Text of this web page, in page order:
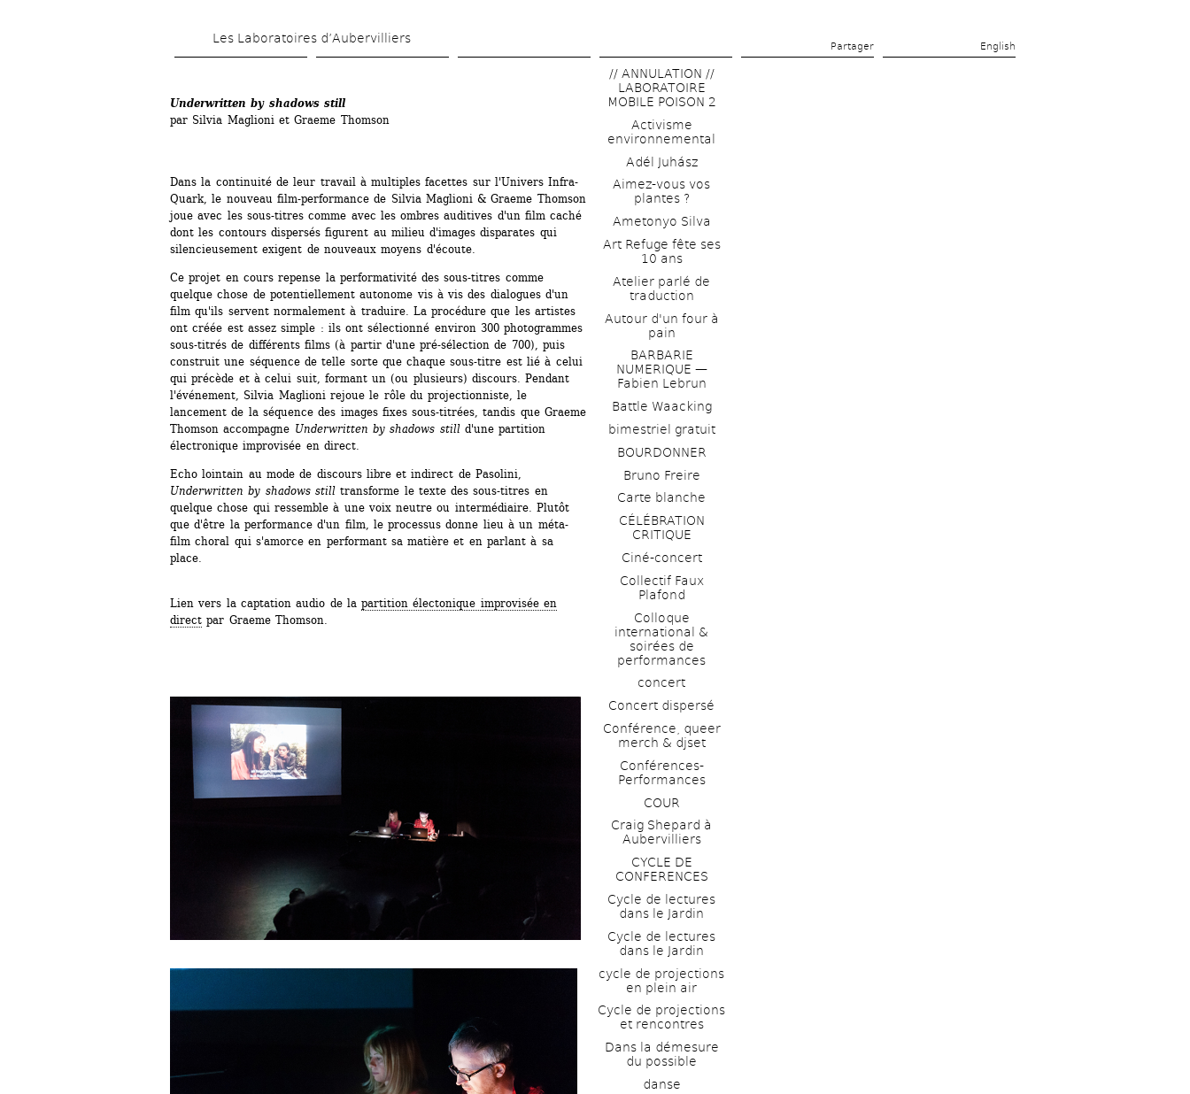
contenu
Les Laboratoires d’Aubervilliers
Partager English
Underwritten by shadows still
par Silvia Maglioni et Graeme Thomson
Dans la continuité de leur travail à multiples facettes sur l'Univers Infra-
Quark, le nouveau film-performance de Silvia Maglioni & Graeme Thomson
joue avec les sous-titres comme avec les ombres auditives d'un film caché
dont les contours dispersés figurent au milieu d'images disparates qui
silencieusement exigent de nouveaux moyens d'écoute.
Ce projet en cours repense la performativité des sous-titres comme
quelque chose de potentiellement autonome vis à vis des dialogues d'un
film qu'ils servent normalement à traduire. La procédure que les artistes
ont créée est assez simple : ils ont sélectionné environ 300 photogrammes
sous-titrés de différents films (à partir d'une pré-sélection de 700), puis
construit une séquence de telle sorte que chaque sous-titre est lié à celui
qui précède et à celui suit, formant un (ou plusieurs) discours. Pendant
l'événement, Silvia Maglioni rejoue le rôle du projectionniste, le
lancement de la séquence des images fixes sous-titrées, tandis que Graeme
Thomson accompagne Underwritten by shadows stilld'une partition
électronique improvisée en direct.
Echo lointain au mode de discours libre et indirect de Pasolini,
Underwritten by shadows stilltransforme le texte des sous-titres en
quelque chose qui ressemble à une voix neutre ou intermédiaire. Plutôt
que d'être la performance d'un film, le processus donne lieu à un méta-
film choral qui s'amorce en performant sa matière et en parlant à sa
place.
Lien vers la captation audio de la partition électonique improvisée en
direct par Graeme Thomson.
// ANNULATION //
LABORATOIRE
MOBILE POISON 2
Activisme
environnemental
Adél Juhász
Aimez-vous vos
plantes ?
Ametonyo Silva
Art Refuge fête ses
10 ans
Atelier parlé de
traduction
Autour d'un four à
pain
BARBARIE
NUMERIQUE —
Fabien Lebrun
Battle Waacking
bimestriel gratuit
BOURDONNER
Bruno Freire
Carte blanche
CÉLÉBRATION
CRITIQUE
Ciné-concert
Collectif Faux
Plafond
Colloque
international &
soirées de
performances
concert
Concert dispersé
Conférence, queer
merch & djset
Conférences-
Performances
COUR
Craig Shepard à
Aubervilliers
CYCLE DE
CONFERENCES
Cycle de lectures
dans le Jardin
Cycle de lectures
dans le Jardin
cycle de projections
en plein air
Cycle de projections
et rencontres
Dans la démesure
du possible
danse